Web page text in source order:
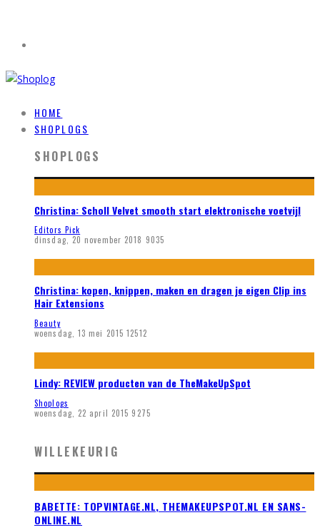
HOME
SHOPLOGS
SHOPLOGS
Christina: Scholl Velvet smooth start elektronische voetvijl
Editors Pick
dinsdag, 20 november 2018 9035
Christina: kopen, knippen, maken en dragen je eigen Clip ins
Hair Extensions
Beauty
woensdag, 13 mei 2015 12512
Lindy: REVIEW producten van de TheMakeUpSpot
Shoplogs
woensdag, 22 april 2015 9275
WILLEKEURIG
BABETTE: TOPVINTAGE.NL, THEMAKEUPSPOT.NL EN SANS-
ONLINE.NL